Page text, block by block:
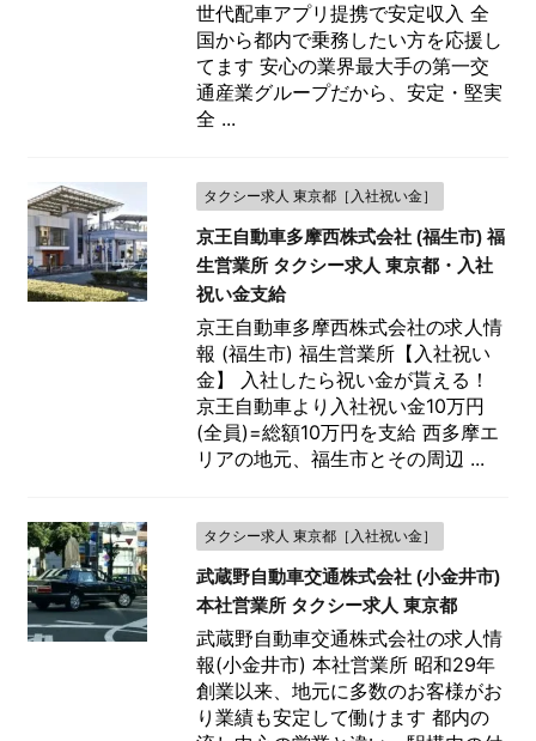
世代配車アプリ提携で安定収入 全
国から都内で乗務したい方を応援し
てます 安心の業界最大手の第一交
通産業グループだから、安定・堅実
全 ...
タクシー求人 東京都［入社祝い金］
京王自動車多摩西株式会社 (福生市) 福
生営業所 タクシー求人 東京都・入社
祝い金支給
京王自動車多摩西株式会社の求人情
報 (福生市) 福生営業所【入社祝い
金】 入社したら祝い金が貰える！
京王自動車より入社祝い金10万円
(全員)=総額10万円を支給 西多摩エ
リアの地元、福生市とその周辺 ...
タクシー求人 東京都［入社祝い金］
武蔵野自動車交通株式会社 (小金井市)
本社営業所 タクシー求人 東京都
武蔵野自動車交通株式会社の求人情
報(小金井市) 本社営業所 昭和29年
創業以来、地元に多数のお客様がお
り業績も安定して働けます 都内の